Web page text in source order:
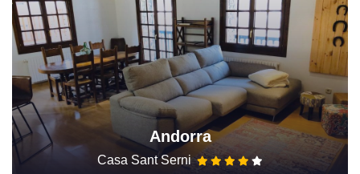
Andorra
Casa Sant Serni